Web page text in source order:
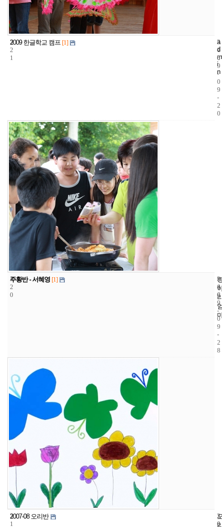
3
2
1
2009 한글학교 캠프 [1]
a
d
m
i
n
2
4
6
2
0
0
9
-
0
9
-
2
0
3
2
0
주황반 - 서혜영 [1]
2
4
6
2
0
0
9
-
0
9
-
2
8
3
1
2007-08 오리반
2
0
2
0